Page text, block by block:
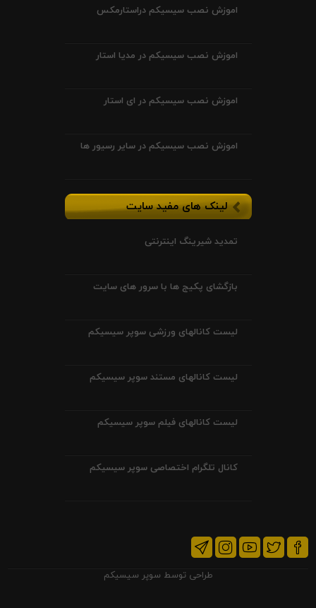
اموزش نصب سیسیکم دراستارمکس
اموزش نصب سیسیکم در مدیا استار
اموزش نصب سیسیکم در ای استار
اموزش نصب سیسیکم در سایر رسیور ها
لینک های مفید سایت
تمدید شیرینگ اینترنتی
بازگشای پکیج ها با سرور های سایت
لیست کانالهای ورزشی سوپر سیسیکم
لیست کانالهای مستند سوپر سیسیکم
لیست کانالهای فیلم سوپر سیسیکم
کانال تلگرام اختصاصی سوپر سیسیکم
طراحی توسط سوپر سیسیکم